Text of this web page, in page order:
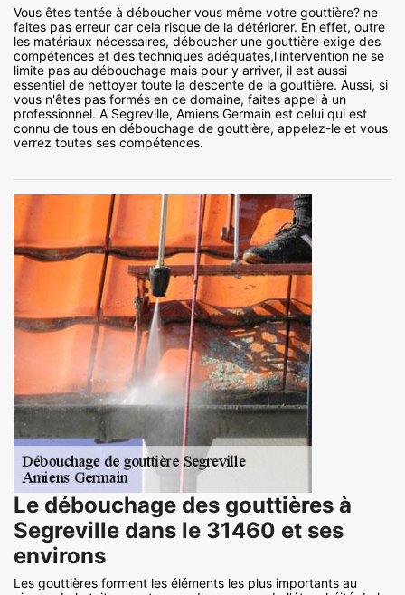
Vous êtes tentée à déboucher vous même votre gouttière? ne
faites pas erreur car cela risque de la détériorer. En effet, outre
les matériaux nécessaires, déboucher une gouttière exige des
compétences et des techniques adéquates,l'intervention ne se
limite pas au débouchage mais pour y arriver, il est aussi
essentiel de nettoyer toute la descente de la gouttière. Aussi, si
vous n'êtes pas formés en ce domaine, faites appel à un
professionnel. A Segreville, Amiens Germain est celui qui est
connu de tous en débouchage de gouttière, appelez-le et vous
verrez toutes ses compétences.
Le débouchage des gouttières à
Segreville dans le 31460 et ses
environs
Les gouttières forment les éléments les plus importants au